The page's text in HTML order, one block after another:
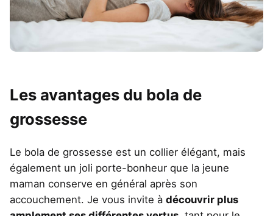
Les avantages du bola de
grossesse
Le bola de grossesse est un collier élégant, mais
également un joli porte-bonheur que la jeune
maman conserve en général après son
accouchement. Je vous invite à découvrir plus